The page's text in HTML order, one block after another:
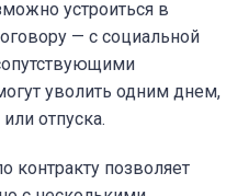
устроиться в
— с социальной
уволить одним днем,
отпуска.
контракту позволяет